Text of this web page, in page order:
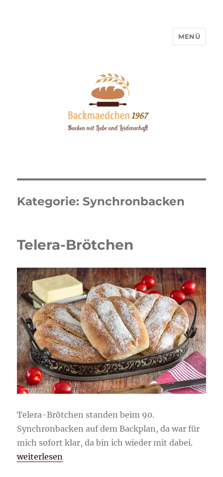
MENÜ
Kategorie: Synchronbacken
Telera-Brötchen
Telera-Brötchen standen beim 90.
Synchronbacken auf dem Backplan, da war für
mich sofort klar, da bin ich wieder mit dabei.
„Telera-Brötchen“
weiterlesen